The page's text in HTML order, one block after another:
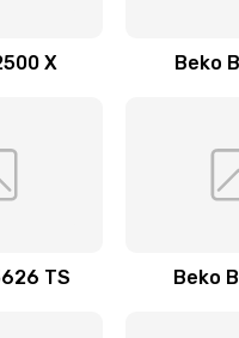
60
40
X Beko
TS Beko